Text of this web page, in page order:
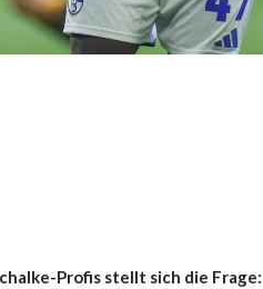
Profis stellt sich die